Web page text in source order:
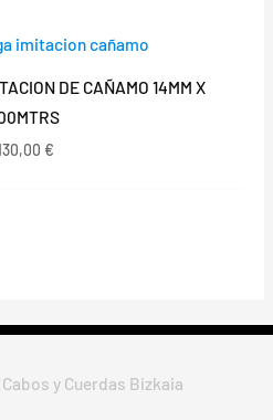
DE CAÑAMO 14MM X
€
y Cuerdas Bizkaia